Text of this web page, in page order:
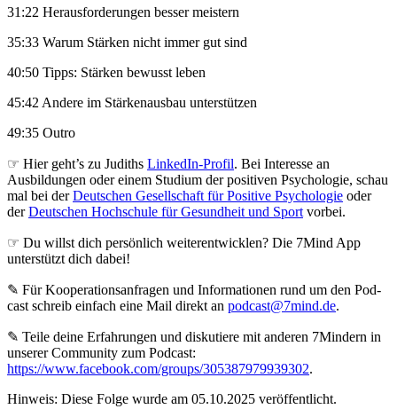
31:22 Herausforderungen besser meistern
35:33 Warum Stärken nicht immer gut sind
40:50 Tipps: Stärken bewusst leben
45:42 Andere im Stärkenausbau unterstützen
49:35 Outro
☞ Hier geht’s zu Judiths LinkedIn-Profil. Bei Interesse an
Ausbildungen oder einem Studium der positiven Psychologie, schau
mal bei derDeutschen Gesellschaft für Positive Psychologie oder
derDeutschen Hochschule für Gesundheit und Sport vorbei.
☞ Du willst dich persönlich weiterentwicklen? Die 7Mind App
unterstützt dich dabei!
✎ Für Koope­ra­ti­ons­an­fra­gen und Infor­ma­tio­nen rund um den Pod­
cast schreib ein­fach eine Mail direkt an podcast@7mind.de.
✎ Teile deine Erfahrungen und diskutiere mit anderen 7Mindern in
unserer Community zum Podcast:
https://www.facebook.com/groups/305387979939302.
Hinweis: Diese Folge wurde am 05.10.2025 veröffentlicht.